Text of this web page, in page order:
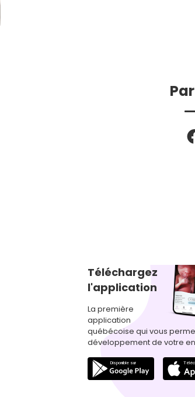
Téléchargez
l'application
La première
application
québécoise qui vous
développement de votre